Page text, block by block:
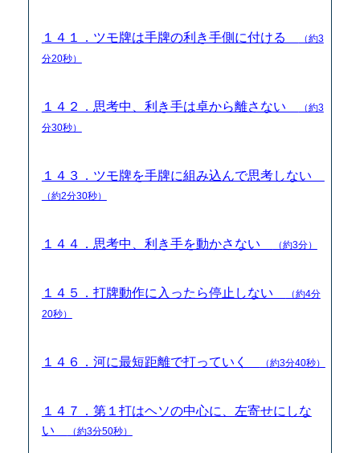
１４１．ツモ牌は手牌の利き手側に付ける
（約3
分20秒）
１４２．思考中、利き手は卓から離さない
（約3
分30秒）
１４３．ツモ牌を手牌に組み込んで思考しない
（約2分30秒）
１４４．思考中、利き手を動かさない （約3分）
１４５．打牌動作に入ったら停止しない
（約4分
20秒）
１４６．河に最短距離で打っていく （約3分40秒）
１４７．第１打はヘソの中心に、左寄せにしな
い
（約3分50秒）